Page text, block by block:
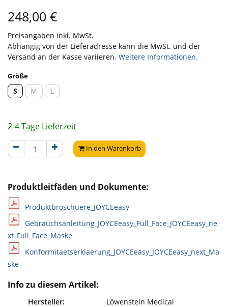
248,00 €
Preisangaben inkl. MwSt.
Abhängig von der Lieferadresse kann die MwSt. und der
Versand an der Kasse variieren. Weitere Informationen.
Größe
S M L
2-4 Tage Lieferzeit
In den Warenkorb
Produktleitfäden und Dokumente:
Produktbroschuere_JOYCEeasy
Gebrauchsanleitung_JOYCEeasy_Full_Face_JOYCEeasy_ne
xt_Full_Face_Maske
Konformitaetserklaerung_JOYCEeasy_JOYCEeasy_next_Ma
ske
Info zu diesem Artikel:
Hersteller:
Löwenstein Medical